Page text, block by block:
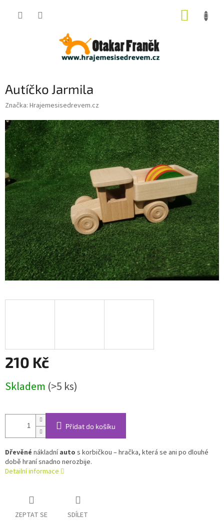
Autíčko Jarmila
Značka: Hrajemesisedrevem.cz
210 Kč
cena:
Skladem (>5 ks)
Přidat do košíku
Dřevěné nákladníauto s korbičkou – hračka, která se ani po dlouhé
době hraní snadno nerozbije.
Detailní informace
ZEPTAT SE SDÍLET